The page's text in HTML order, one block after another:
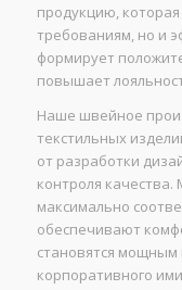
продукцию,
требованиям, но и
формирует
повышает
Наше швейное
текстильных
от разработки
контроля
максимально
обеспечивают
становятся
корпоративного